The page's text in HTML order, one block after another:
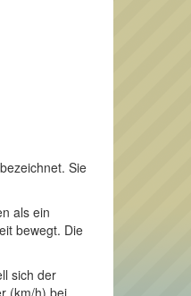
Sie
als ein
bewegt. Die
sich der
(km/h) bei